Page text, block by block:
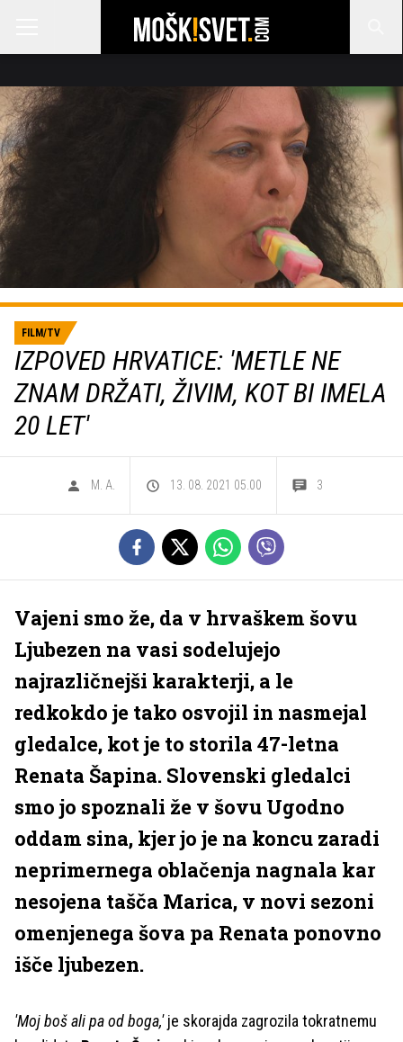
FILM/TV
IZPOVED HRVATICE: 'METLE NE
ZNAM DRŽATI, ŽIVIM, KOT BI IMELA
20 LET'
M. A. 13. 08. 2021 05.00 3
Vajeni smo že, da v hrvaškem šovu
Ljubezen na vasi sodelujejo
najrazličnejši karakterji, a le
redkokdo je tako osvojil in nasmejal
gledalce, kot je to storila 47-letna
Renata Šapina. Slovenski gledalci
smo jo spoznali že v šovu Ugodno
oddam sina, kjer jo je na koncu zaradi
neprimernega oblačenja nagnala kar
nesojena tašča Marica, v novi sezoni
omenjenega šova pa Renata ponovno
išče ljubezen.
'Moj boš ali pa od boga,'je skorajda zagrozila tokratnemu